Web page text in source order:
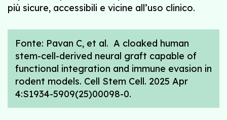
più sicure, accessibili e vicine all’uso clinico.
Fonte: Pavan C, et al. A cloaked human
stem-cell-derived neural graft capable of
functional integration and immune evasion in
rodent models. Cell Stem Cell. 2025 Apr
4:S1934-5909(25)00098-0.